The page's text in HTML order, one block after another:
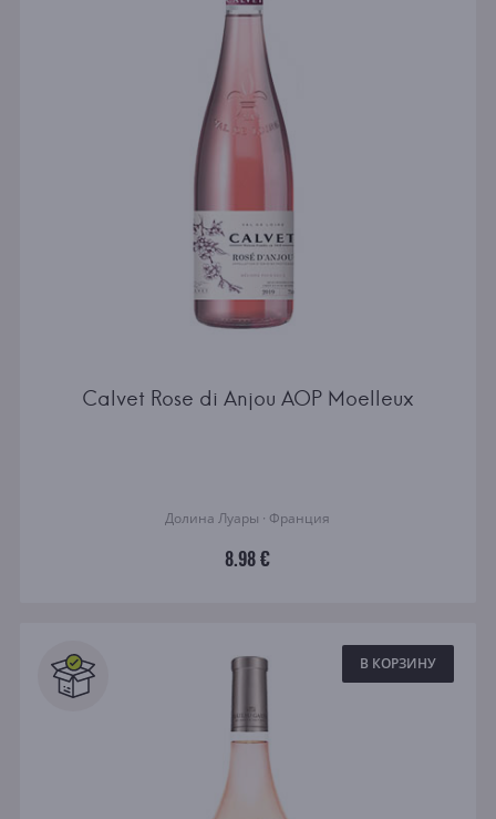
Calvet Rose di Anjou AOP Moelleux
Долина Луары · Франция
8.98 €
В КОРЗИНУ